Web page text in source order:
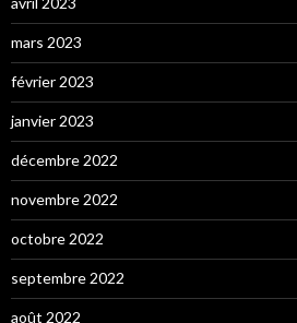
mars 2023
février 2023
janvier 2023
décembre 2022
novembre 2022
octobre 2022
septembre 2022
août 2022